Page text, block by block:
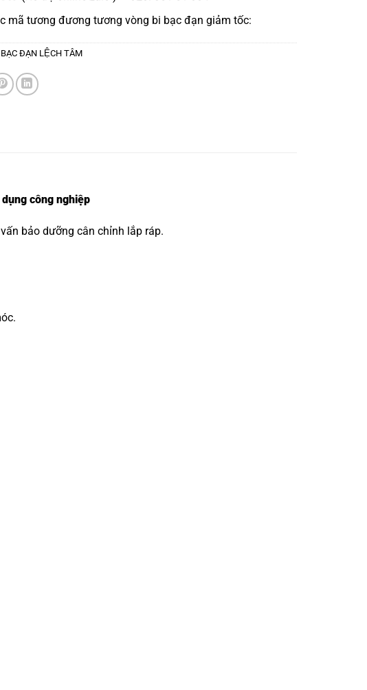
mã tương đương tương vòng bi bạc đạn giảm tốc:
ĐẠN LỆCH TÂM
công nghiệp
bảo dưỡng cân chỉnh lắp ráp.